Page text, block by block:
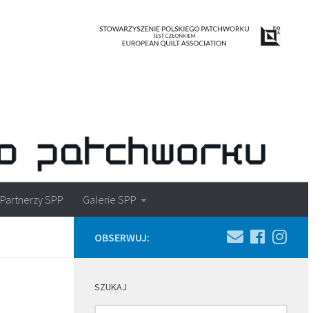
Partnerzy SPP Galerie SPP
OBSERWUJ:
SZUKAJ